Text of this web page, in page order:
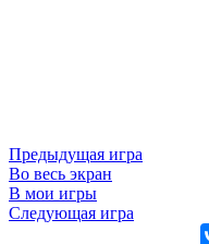
Предыдущая игра
Во весь экран
В мои игры
Следующая игра